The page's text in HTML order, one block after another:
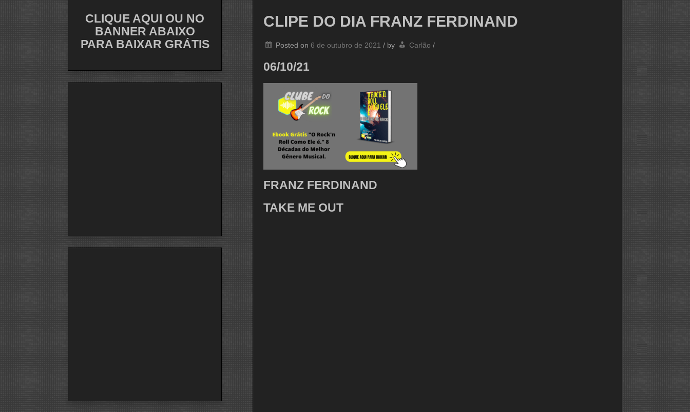
CLIPE DO DIA FRANZ FERDINAND
Posted on 6 de outubro de 2021 / by Carlão /
06/10/21
FRANZ FERDINAND
TAKE ME OUT
CLIQUE AQUI OU NO
BANNER ABAIXO
PARA BAIXAR GRÁTIS